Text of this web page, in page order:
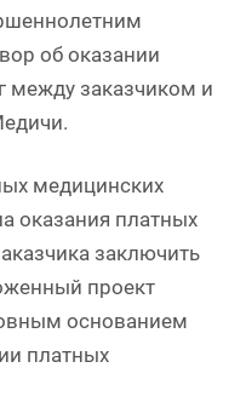
об оказании
между заказчиком и
медицинских
оказания платных
заключить
проект
основанием
платных